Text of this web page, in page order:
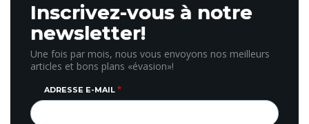
Inscrivez-vous à notre
newsletter!
Une fois par mois, nous vous envoyons nos meilleurs
articles et bons plans «évasion»!
ADRESSE E-MAIL